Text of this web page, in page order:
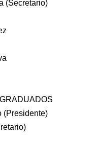
(Secretario)
(Presidente)